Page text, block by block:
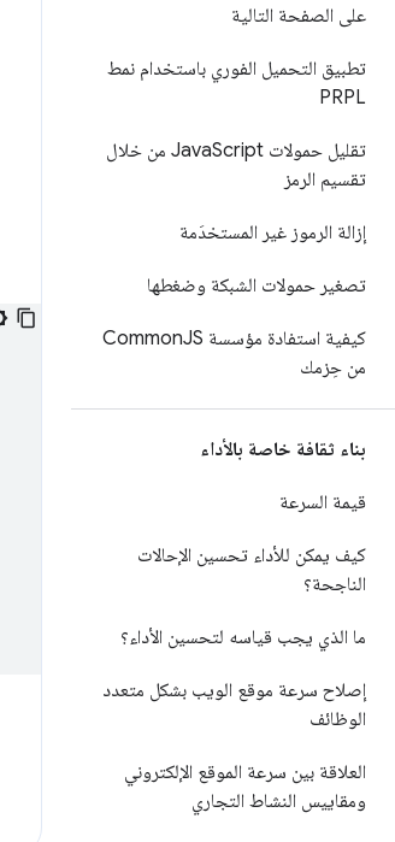
على الصفحة التالية
تطبيق التحميل الفوري باستخدام نمط
PRPL
تقليل حمولات Java
Script من خلال
تقسيم الرمز
إزالة الرموز غير المستخدَمة
تصغير حمولات الشبكة وضغطها
كيفية استفادة مؤسسة Common JS
من حِزمك
بناء ثقافة خاصة بالأداء
قيمة السرعة
كيف يمكن للأداء تحسين الإحالات
الناجحة؟
ما الذي يجب قياسه لتحسين الأداء؟
إصلاح سرعة موقع الويب بشكل متعدد
الوظائف
العلاقة بين سرعة الموقع الإلكتروني
ومقاييس النشاط التجاري